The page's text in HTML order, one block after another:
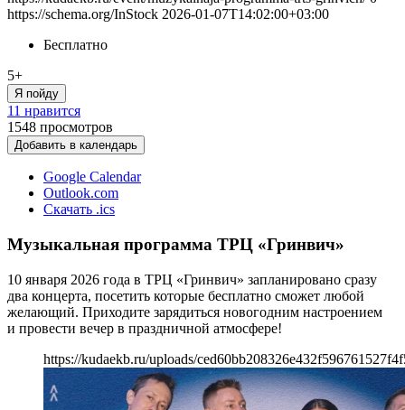
https://schema.org/InStock 2026-01-07T14:02:00+03:00
Бесплатно
5+
Я пойду
11 нравится
1548 просмотров
Добавить в календарь
Google Calendar
Outlook.com
Скачать .ics
Музыкальная программа ТРЦ «Гринвич»
10 января 2026 года в ТРЦ «Гринвич» запланировано сразу
два концерта, посетить которые бесплатно сможет любой
желающий. Приходите зарядиться новогодним настроением
и провести вечер в праздничной атмосфере!
https://kudaekb.ru/uploads/